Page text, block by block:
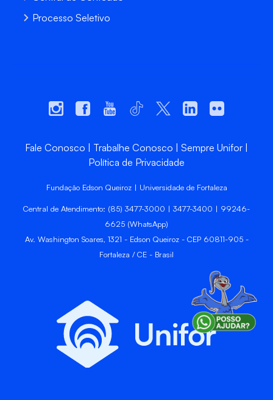
Processo Seletivo
Fale Conosco Trabalhe Conosco
Sempre Unifor
Política de Privacidade
Fundação Edson Queiroz | Universidade de Fortaleza
Central de Atendimento: (85) 3477-3000 | 3477-3400 | 99246-
6625 (WhatsApp)
Av. Washington Soares, 1321 - Edson Queiroz - CEP 60811-905 -
Fortaleza / CE - Brasil